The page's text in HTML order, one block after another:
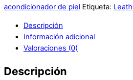
acondicionador de piel Etiqueta:
Descripción
Información adicional
Valoraciones (0)
Descripción